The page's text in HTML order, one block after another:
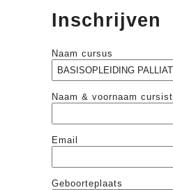
Inschrijven
Naam cursus
Naam & voornaam cursist
Email
Geboorteplaats